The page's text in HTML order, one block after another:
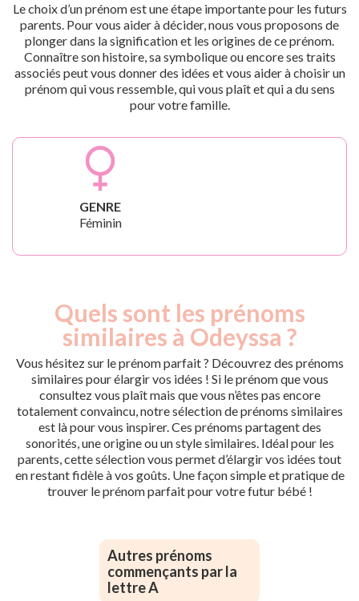
Le choix d’un prénom est une étape importante pour les futurs
parents. Pour vous aider à décider, nous vous proposons de
plonger dans la signification et les origines de ce prénom.
Connaître son histoire, sa symbolique ou encore ses traits
associés peut vous donner des idées et vous aider à choisir un
prénom qui vous ressemble, qui vous plaît et qui a du sens
pour votre famille.
GENRE
Féminin
Quels sont les prénoms
similaires à Odeyssa ?
Vous hésitez sur le prénom parfait ? Découvrez des prénoms
similaires pour élargir vos idées ! Si le prénom que vous
consultez vous plaît mais que vous n’êtes pas encore
totalement convaincu, notre sélection de prénoms similaires
est là pour vous inspirer. Ces prénoms partagent des
sonorités, une origine ou un style similaires. Idéal pour les
parents, cette sélection vous permet d’élargir vos idées tout
en restant fidèle à vos goûts. Une façon simple et pratique de
trouver le prénom parfait pour votre futur bébé !
Autres prénoms
commençants par la
lettre A